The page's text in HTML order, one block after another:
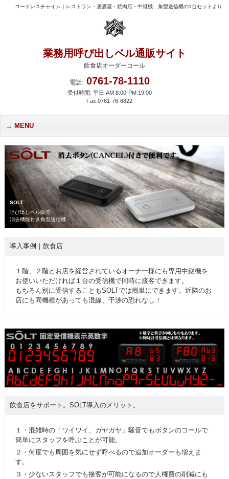
コードレスチャイム｜レストラン・居酒屋・焼肉店・中継機、角型送信機の1台セットより
業務用呼び出しベル通販サイト
飲食店オーダーコール
電話:0761-78-1110
受付時間: 平日 AM 8:00-PM 19:00
Fax:0761-76-6822
MENU
SOLT
呼び出しベル販売
消去機能付き角型送信機
導入事例｜飲食店
１階、２階とお店を経営されているオーナー様にも専用中継機を
お使いいただければ１台の受信機で同時に接客できます。
もちろん別に受信することもSOLTでは簡単にできます。近隣のお
店にも同機種があっても混線、干渉の恐れなし！
飲食店をサポート。SOLT導入のメリット。
１・混雑時の「ワイワイ、ガヤガヤ」騒音でもボタンのコールで
簡単にスタッフを呼ぶことが可能。
２・何度でも周囲を気にせず呼べるので追加オーダーも増えま
す。
３・少ないスタッフでも接客が可能になるので人権費の削減にも